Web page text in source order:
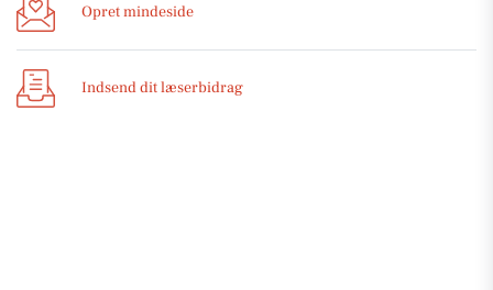
Opret mindeside
Indsend dit læserbidrag